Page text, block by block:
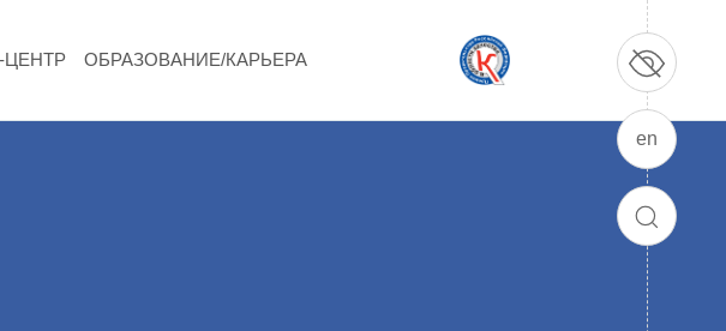
ЦЕНТР ОБРАЗОВАНИЕ/КАРЬЕРА
en